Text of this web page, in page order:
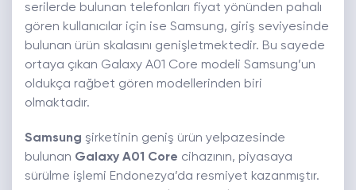
serilerde bulunan telefonları fiyat yönünden pahalı
gören kullanıcılar için ise Samsung, giriş seviyesinde
bulunan ürün skalasını genişletmektedir. Bu sayede
ortaya çıkan Galaxy A01 Core modeli Samsung’un
oldukça rağbet gören modellerinden biri
olmaktadır.
Samsung şirketinin geniş ürün yelpazesinde
bulunan Galaxy A01 Core cihazının, piyasaya
sürülme işlemi Endonezya’da resmiyet kazanmıştır.